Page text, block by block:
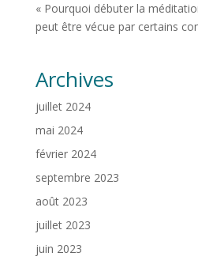
« Pourquoi débuter la
peut être vécue par certains
Archives
juillet 2024
mai 2024
février 2024
septembre 2023
août 2023
juillet 2023
juin 2023